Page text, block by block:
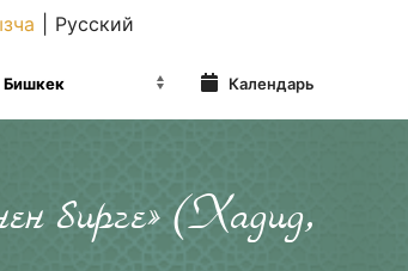
Русский
Календарь
бирге» (Хадид,